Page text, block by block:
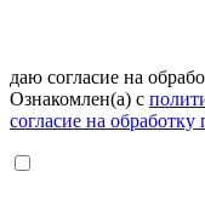
даю согласие на
Ознакомлен(а) с
согласие на